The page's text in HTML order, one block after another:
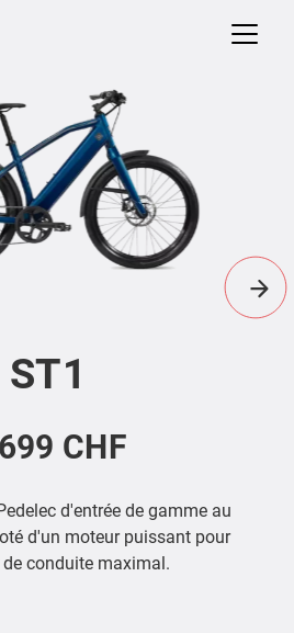
ST1
CHF
d'entrée de gamme au
d'un moteur puissant pour
conduite maximal.